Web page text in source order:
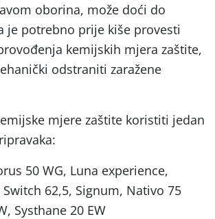
oborina, može doći do
je potrebno prije kiše provesti
kemijskih mjera zaštite,
odstraniti zaražene
mjere zaštite koristiti jedan
50 WG, Luna experience,
Switch 62,5, Signum, Nativo 75
Systhane 20 EW